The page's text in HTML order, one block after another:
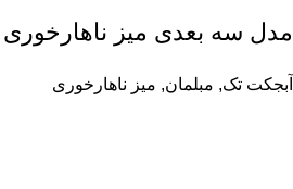
مدل سه بعدی میز ناهارخوری 0114
آبجکت تک, مبلمان, میز ناهارخوری